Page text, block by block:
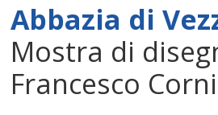
Abbazia di
Mostra di
Francesco Corni